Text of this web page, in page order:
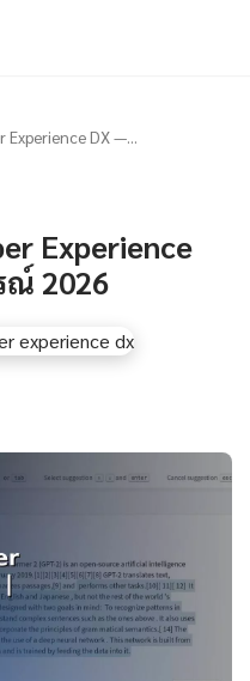
Experience DX —...
Experience
2026